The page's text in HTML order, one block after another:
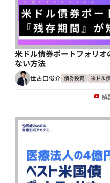
米ドル債券ポートフォリ
ない方法
世古口俊介 債券投資 米ドル
解